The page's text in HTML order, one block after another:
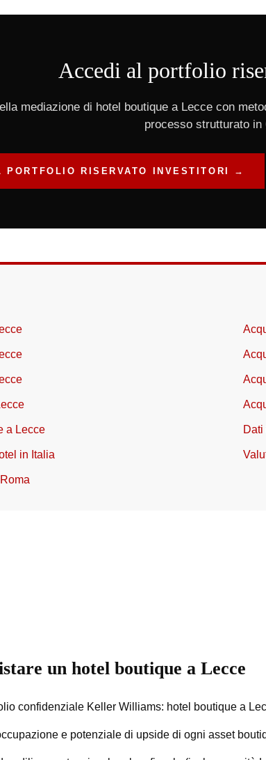
Accedi al portfolio
mediazione di hotel boutique a Lecce con
processo strutturato in
PORTFOLIO RISERVATO INVESTITORI →
a Lecce
in Italia
un hotel boutique a Lecce
confidenziale Keller Williams: hotel boutique a
e potenziale di upside di ogni asset